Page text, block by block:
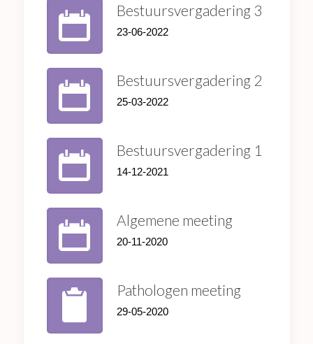
Bestuursvergadering 3
23-06-2022
Bestuursvergadering 2
25-03-2022
Bestuursvergadering 1
14-12-2021
Algemene meeting
20-11-2020
Pathologen meeting
29-05-2020